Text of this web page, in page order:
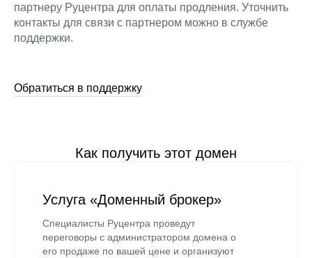
партнеру Руцентра для оплаты продления. Уточнить
контакты для связи с партнером можно в службе
поддержки.
Обратиться в поддержку
Как получить этот домен
Услуга «Доменный брокер»
Специалисты Руцентра проведут
переговоры с администратором домена о
его продаже по вашей цене и организуют